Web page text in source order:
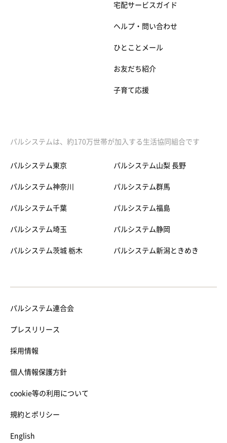
宅配サービスガイド
ヘルプ・問い合わせ
ひとことメール
お友だち紹介
子育て応援
パルシステムは、約170万世帯が加入する生活協同組合です
パルシステム東京
パルシステム神奈川
パルシステム千葉
パルシステム埼玉
パルシステム茨城 栃木
パルシステム山梨 長野
パルシステム群馬
パルシステム福島
パルシステム静岡
パルシステム新潟ときめき
パルシステム連合会
プレスリリース
採用情報
個人情報保護方針
cookie等の利用について
規約とポリシー
English